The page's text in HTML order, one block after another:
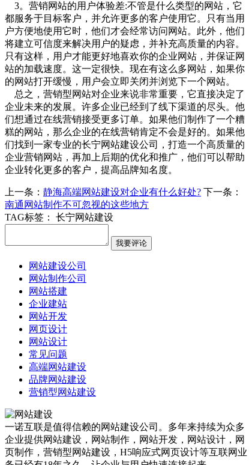
3。营销网站的用户体验差:不管是什么类型的网站，它
都服务于目标客户，并允许更多的客户使用它。只有当用
户方便地使用它时，他们才会经常访问网站。此外，他们
将建立可信度来解决用户的疑虑，并补充高质量的内容。
只有这样，用户才能更好地喜欢你的企业网站，并保证网
站的加载速度。这一定很快。现在有这么多网站，如果你
的网站打开缓慢，用户会立即关闭并浏览下一个网站。
总之，营销型网站对企业来说非常重要，它直接决定了
企业未来的发展。许多企业已经到了线下渠道的尽头。他
们想通过在线营销接受更多订单。如果他们制作了一个糟
糕的网站，那么企业的在线营销肯定不会是好的。如果他
们找到一家专业的长宁网站建设公司，打造一个高质量的
企业营销网站，再加上后期的优化和推广，他们可以帮助
企业转化更多的客户，提高品牌知名度。
上一条： 静海高端网站建设对企业有什么好处? 下一条：
南通网站制作不可忽视的这些地方
TAG标签：
长宁网站建设
网站建设公司
网站制作公司
网站搭建
企业建站
网站开发
网页设计
网站设计
常见问题
高端网站建设
品牌网站建设
营销型网站建设
一诺互联是值得信赖的网站建设公司。多年来持续为众多
企业提供网站建设，网站制作，网站开发，网站设计，网
页制作，营销型网站建设，H5响应式网页设计等互联网业